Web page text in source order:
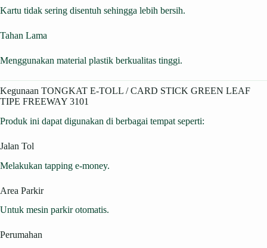
Kartu tidak sering disentuh sehingga lebih bersih.
Tahan Lama
Menggunakan material plastik berkualitas tinggi.
Kegunaan TONGKAT E-TOLL / CARD STICK GREEN LEAF
TIPE FREEWAY 3101
Produk ini dapat digunakan di berbagai tempat seperti:
Jalan Tol
Melakukan tapping e-money.
Area Parkir
Untuk mesin parkir otomatis.
Perumahan